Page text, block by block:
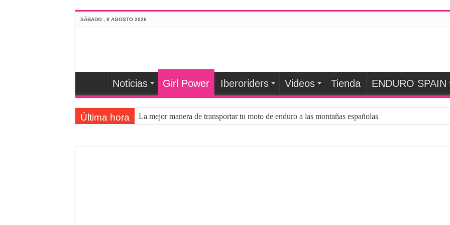
SÁBADO , 8 AGOSTO 2026
Noticias Girl Power Iberoriders Videos Tienda ENDURO SPAIN
Última hora
La mejor manera de transportar tu moto de enduro a las montañas españolas